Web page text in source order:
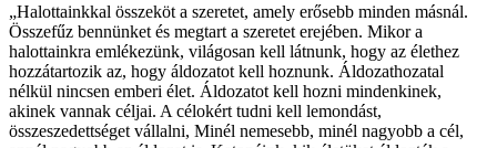
„Halottainkkal összeköt a szeretet, amely erősebb minden másnál.
Összefűz bennünket és megtart a szeretet erejében. Mikor a
halottainkra emlékezünk, világosan kell látnunk, hogy az élethez
hozzátartozik az, hogy áldozatot kell hoznunk. Áldozathozatal
nélkül nincsen emberi élet. Áldozatot kell hozni mindenkinek,
akinek vannak céljai. A célokért tudni kell lemondást,
összeszedettséget vállalni, Minél nemesebb, minél nagyobb a cél,